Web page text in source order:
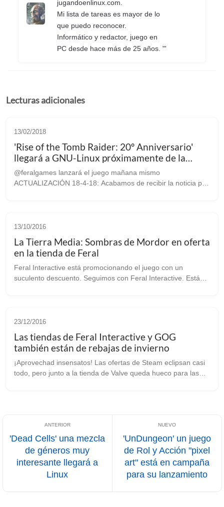
jugandoenlinux.com.
Mi lista de tareas es mayor de lo
que puedo reconocer.
Informático y redactor, juego en
PC desde hace más de 25 años. "'
Lecturas adicionales
13/02/2018
'Rise of the Tomb Raider: 20º Anniversario'
llegará a GNU-Linux próximamente de la
mano de Feral Interactive (ACTUALIZACIÓN
3)
@feralgames lanzará el juego mañana mismo
ACTUALIZACIÓN 18-4-18: Acabamos de recibir la noticia por
13/10/2016
La Tierra Media: Sombras de Mordor en oferta
en la tienda de Feral
Feral Interactive está promocionando el juego con un
suculento descuento. Seguimos con Feral Interactive. Están
23/12/2016
Las tiendas de Feral Interactive y GOG
también están de rebajas de invierno
¡Aprovechad insensatos! Las ofertas de Steam eclipsan casi
todo, pero junto a la tienda de Valve queda hueco para las
'Dead Cells' una mezcla
de géneros muy
interesante llegará a
Linux
'UnDungeon' un juego
de Rol y Acción "pixel
art" está en campaña
para su lanzamiento